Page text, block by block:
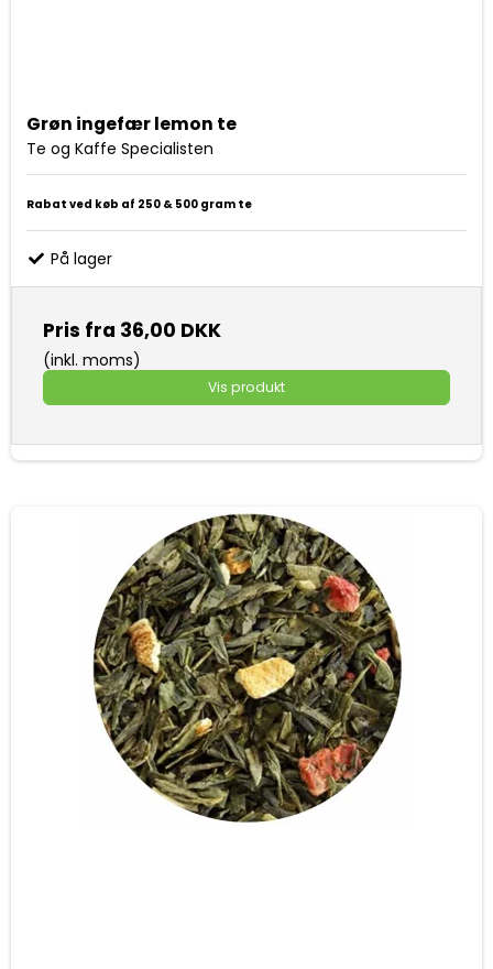
Grøn ingefær lemon te
Te og Kaffe Specialisten
Rabat ved køb af 250 & 500 gram te
På lager
Pris fra 36,00 DKK
(inkl. moms)
Vis produkt